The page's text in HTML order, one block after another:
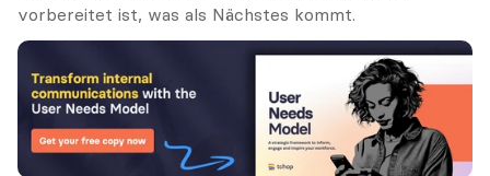
vorbereitet ist, was als Nächstes kommt.